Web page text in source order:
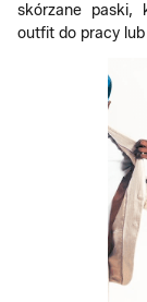
skórzane paski,
outfit do pracy